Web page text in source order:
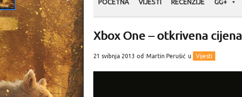
POČETNA VIJESTI RECENZIJE GG+
Xbox One – otkrivena cijena
21 svibnja 2013 od Martin Perušić u Vijesti